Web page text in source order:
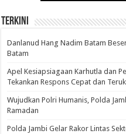
Terkini
Danlanud Hang Nadim Batam
Batam
Apel Kesiapsiagaan Karhutla dan
Tekankan Respons Cepat dan
Wujudkan Polri Humanis, Polda
Ramadan
Polda Jambi Gelar Rakor Lintas